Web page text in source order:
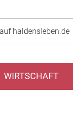
WIRTSCHAFT